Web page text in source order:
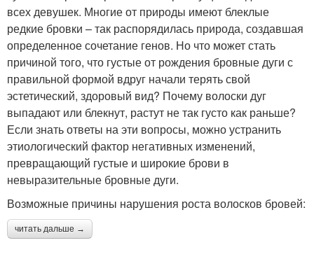
всех девушек. Многие от природы имеют блеклые
редкие бровки – так распорядилась природа, создавшая
определенное сочетание генов. Но что может стать
причиной того, что густые от рождения бровные дуги с
правильной формой вдруг начали терять свой
эстетический, здоровый вид? Почему волоски дуг
выпадают или блекнут, растут не так густо как раньше?
Если знать ответы на эти вопросы, можно устранить
этиологический фактор негативных изменений,
превращающий густые и широкие брови в
невыразительные бровные дуги.
Возможные причины нарушения роста волосков бровей:
читать дальше →